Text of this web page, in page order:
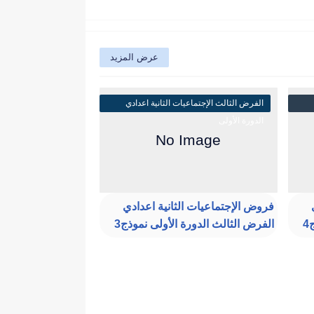
عرض المزيد
الفرض الثالث الإجتماعيات الثانية اعدادي
فروض الإجتماعيات الثانية اعدادي
الفرض الثالث الدورة الأولى نموذج3